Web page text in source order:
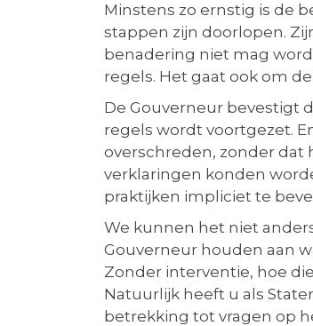
Minstens zo ernstig is de
stappen zijn doorlopen.
benadering niet mag
regels. Het gaat ook om
De Gouverneur bevestigt
regels wordt voortgezet.
overschreden, zonder dat
verklaringen konden
praktijken impliciet te
We kunnen het niet
Gouverneur houden aan
Zonder interventie, hoe
Natuurlijk heeft u als
betrekking tot vragen op